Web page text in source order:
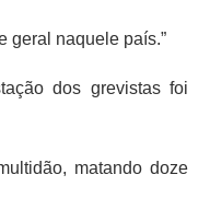
naquele país.”
dos grevistas foi
matando doze